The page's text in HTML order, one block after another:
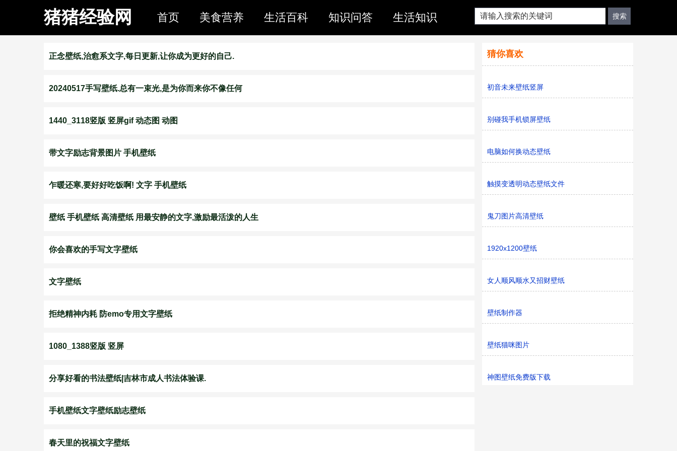
猪猪经验网 首页 美食营养 生活百科 知识问答 生活知识
正念壁纸,治愈系文字,每日更新,让你成为更好的自己.
20240517手写壁纸.总有一束光,是为你而来你不像任何
1440_3118竖版 竖屏gif 动态图 动图
带文字励志背景图片 手机壁纸
乍暖还寒,要好好吃饭啊! 文字 手机壁纸
壁纸 手机壁纸 高清壁纸 用最安静的文字,激励最活泼的人生
你会喜欢的手写文字壁纸
文字壁纸
拒绝精神内耗 防emo专用文字壁纸
1080_1388竖版 竖屏
分享好看的书法壁纸|吉林市成人书法体验课.
手机壁纸文字壁纸励志壁纸
春天里的祝福文字壁纸
猜你喜欢
初音未来壁纸竖屏
别碰我手机锁屏壁纸
电脑如何换动态壁纸
触摸变透明动态壁纸文件
鬼刀图片高清壁纸
1920x1200壁纸
女人顺风顺水又招财壁纸
壁纸制作器
壁纸猫咪图片
神图壁纸免费版下载